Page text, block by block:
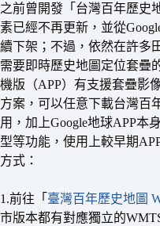
之前曾開發「台灣百年歷史
素已經不再更新，並從
續下架；不過，依然在許多
需要即時歷史地圖定位套疊
機版（APP）有支援套疊影
方案，可以任意下載台灣百
用，加上Google地球APP本
型等功能，使用上較早期
方式：
1.前往「 臺灣百年歷史地圖
市版本都有對應獨立的